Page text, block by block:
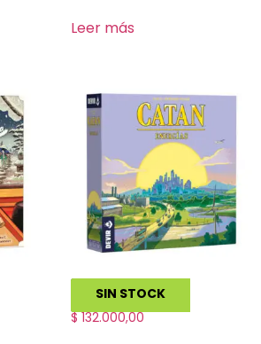
Leer más
SIN STOCK
Catan: Energías
$132.000,00